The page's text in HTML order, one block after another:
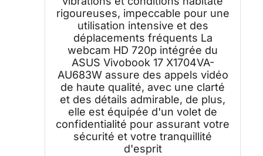
rigoureuses, impeccable pour une
utilisation intensive et des
déplacements fréquents La
webcam HD 720p intégrée du
ASUS Vivobook 17 X1704VA-
AU683W assure des appels vidéo
de haute qualité, avec une clarté
et des détails admirable, de plus,
elle est équipée d'un volet de
confidentialité pour assurant votre
sécurité et votre tranquillité
d'esprit